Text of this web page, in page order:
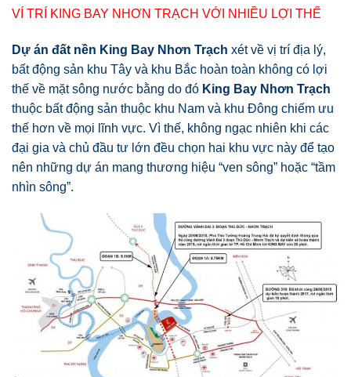
VÍ TRÍ KING BAY NHƠN TRẠCH VỚI NHIỀU LỢI THẾ
Dự án đất nền King Bay Nhơn Trạch xét về vị trí địa lý,
bất động sản khu Tây và khu Bắc hoàn toàn không có lợi
thế về mặt sông nước bằng do đó King Bay Nhơn Trạch
thuộc bất động sản thuộc khu Nam và khu Đông chiếm ưu
thế hơn về mọi lĩnh vực. Vì thế, không ngạc nhiên khi các
đại gia và chủ đầu tư lớn đều chọn hai khu vực này để tạo
nên những dự án mang thương hiệu “ven sông” hoặc “tầm
nhìn sông”.